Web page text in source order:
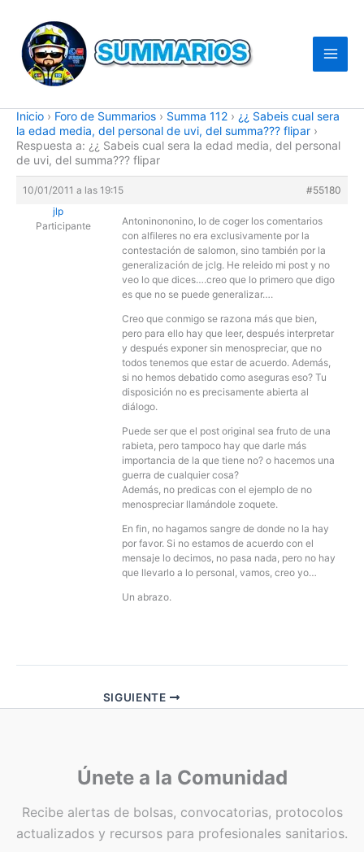
contenido
Inicio › Foro de Summarios › Summa 112 › ¿¿ Sabeis cual sera
la edad media, del personal de uvi, del summa??? flipar ›
Respuesta a: ¿¿ Sabeis cual sera la edad media, del personal
de uvi, del summa??? flipar
10/01/2011 a las 19:15
#55180
jlp
Participante
Antoninononino, lo de coger los comentarios
con alfileres no era exclusivamente por la
contestación de salomon, sino también por la
generalización de jclg. He releido mi post y no
veo lo que dices….creo que lo primero que digo
es que no se puede generalizar….
Creo que conmigo se razona más que bien,
pero para ello hay que leer, después interpretar
y después exponer sin menospreciar, que no
todos tenemos que estar de acuerdo. Además,
si no hemos debatido como aseguras eso? Tu
disposición no es precisamente abierta al
diálogo.
Puede ser que el post original sea fruto de una
rabieta, pero tampoco hay que darle más
importancia de la que tiene no? o hacemos una
guerra de cualquier cosa?
Además, no predicas con el ejemplo de no
menospreciar llamándole zoquete.
En fin, no hagamos sangre de donde no la hay
por favor. Si no estamos de acuerdo con el
mensaje lo decimos, no pasa nada, pero no hay
que llevarlo a lo personal, vamos, creo yo…
Un abrazo.
SIGUIENTE
Únete a la Comunidad
Recibe alertas de bolsas, convocatorias, protocolos
actualizados y recursos para profesionales sanitarios.